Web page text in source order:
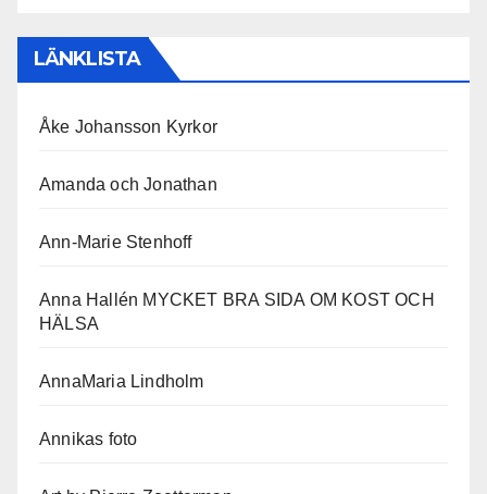
LÄNKLISTA
Åke Johansson Kyrkor
Amanda och Jonathan
Ann-Marie Stenhoff
Anna Hallén MYCKET BRA SIDA OM KOST OCH
HÄLSA
AnnaMaria Lindholm
Annikas foto